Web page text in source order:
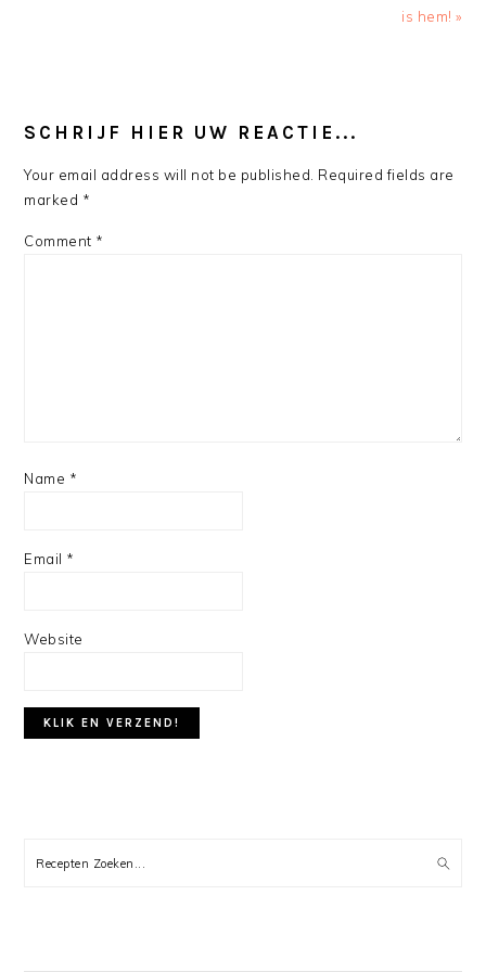
is hem! »
INTERACTIONS
SCHRIJF HIER UW REACTIE...
Your email address will not be published. Required fields are
marked *
Comment *
Name *
Email *
Website
SIDEBAR
Recepten